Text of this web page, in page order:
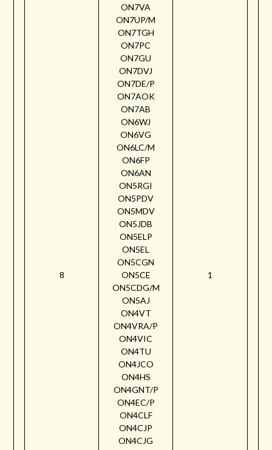
8
ON7VA
ON7UP/M
ON7TGH
ON7PC
ON7GU
ON7DVJ
ON7DE/P
ON7AOK
ON7AB
ON6WJ
ON6VG
ON6LC/M
ON6FP
ON6AN
ON5RGI
ON5PDV
ON5MDV
ON5JDB
ON5ELP
ON5EL
ON5CGN
ON5CE
ON5CDG/M
ON5AJ
ON4VT
ON4VRA/P
ON4VIC
ON4TU
ON4JCO
ON4HS
ON4GNT/P
ON4EC/P
ON4CLF
ON4CJP
ON4CJG
1